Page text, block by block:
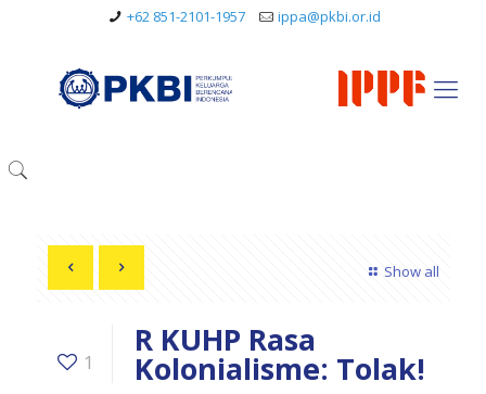
+62 851-2101-1957 ippa@pkbi.or.id
Show all
1
R KUHP Rasa
Kolonialisme: Tolak!